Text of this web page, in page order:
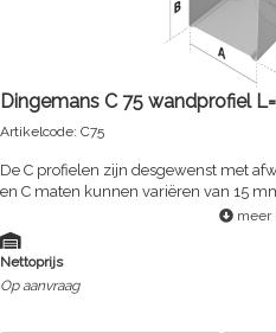
Dingemans C 75 wandprofiel
Artikelcode: C75
De C profielen zijn desgewenst met
en C maten kunnen variëren van 15
meer
Nettoprijs
Op aanvraag